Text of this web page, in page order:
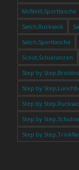
McNeill,Sporttasche
Satch,Rucksack
Satch,Sporttasche
Scout,Schulranzen
Step by
Step by
Step by
Step by
Step by